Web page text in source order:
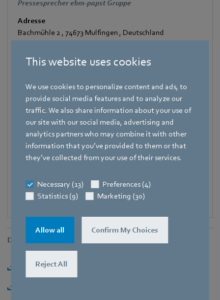
This website uses cookies
We use cookies to personalize content and ads, to
provide social media features and to analyze our
traffic. We also share information about your use of
our site with our social media, advertising and
analytics partners who may combine it with other
information that you’ve provided to them or that
they’ve collected from your use of their services.
Necessary (13)
Preferences (4)
Statistics (9)
Marketing (30)
Allow all Confirm My Choices
Reject All
Pressesprecher ebm-papst Gruppe
Adresse
Bachmühle 2 , 74673 Mulfingen , Deutschland
+49 7938 81-7105
+49 7938 81-97105
Mobile
+49 171 3624067
E-Mail
Hauke.Hannig@de.ebmpapst.com
Downloads
Download PI [PDF] - 136,11KB